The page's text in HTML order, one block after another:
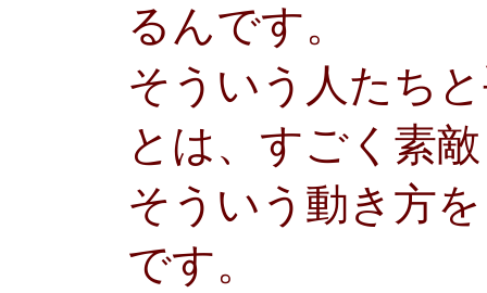
るんです。
そういう人たち
とは、すごく素
そういう動き方
です。